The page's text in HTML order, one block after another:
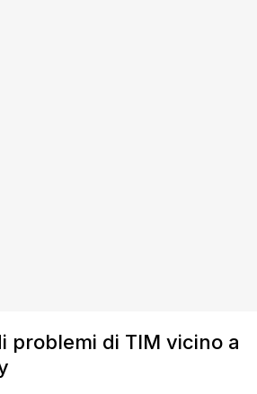
problemi di TIM vicino a